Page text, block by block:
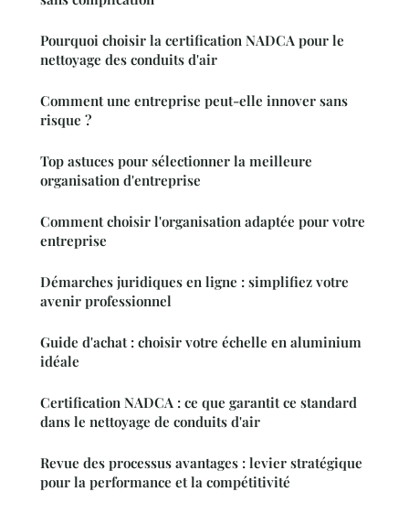
Pourquoi choisir la certification NADCA pour le
nettoyage des conduits d'air
Comment une entreprise peut-elle innover sans
risque ?
Top astuces pour sélectionner la meilleure
organisation d'entreprise
Comment choisir l'organisation adaptée pour votre
entreprise
Démarches juridiques en ligne : simplifiez votre
avenir professionnel
Guide d'achat : choisir votre échelle en aluminium
idéale
Certification NADCA : ce que garantit ce standard
dans le nettoyage de conduits d'air
Revue des processus avantages : levier stratégique
pour la performance et la compétitivité